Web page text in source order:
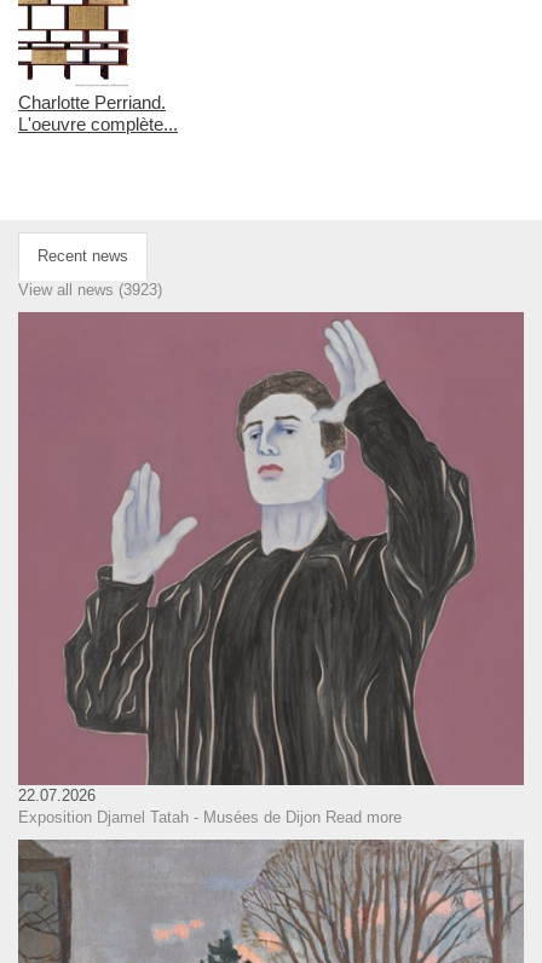
Charlotte Perriand.
L'oeuvre complète...
Recent news
View all news (3923)
22.07.2026
Exposition Djamel Tatah - Musées de Dijon Read more